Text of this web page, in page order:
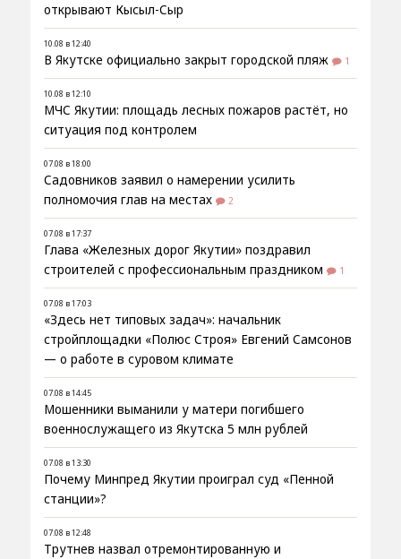
открывают Кысыл-Сыр
10.08 в 12:40
В Якутске официально закрыт городской пляж 1
10.08 в 12:10
МЧС Якутии: площадь лесных пожаров растёт, но
ситуация под контролем
07.08 в 18:00
Садовников заявил о намерении усилить
полномочия глав на местах
2
07.08 в 17:37
Глава «Железных дорог Якутии» поздравил
строителей с профессиональным праздником
1
07.08 в 17:03
«Здесь нет типовых задач»: начальник
стройплощадки «Полюс Строя» Евгений Самсонов
— о работе в суровом климате
07.08 в 14:45
Мошенники выманили у матери погибшего
военнослужащего из Якутска 5 млн рублей
07.08 в 13:30
Почему Минпред Якутии проиграл суд «Пенной
станции»?
07.08 в 12:48
Трутнев назвал отремонтированную и